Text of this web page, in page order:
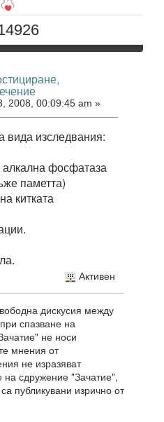
2008, 00:09:45 am »
вида изследвания:
алкална фосфатаза
паметта)
китката
Активен
дискусия между
спазване на
не носи
мнения от
не изразяват
сдружение "Зачатие",
публикувани изрично от